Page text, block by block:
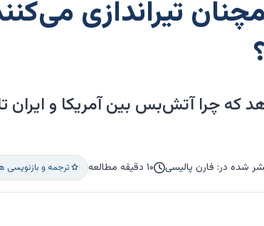
تیراندازی
چرا آتش‌بس بین آمریکا و ایران
شده در: فارن پالیسی ۱۰ دقیقه مطالعه ترجمه و بازنویسی